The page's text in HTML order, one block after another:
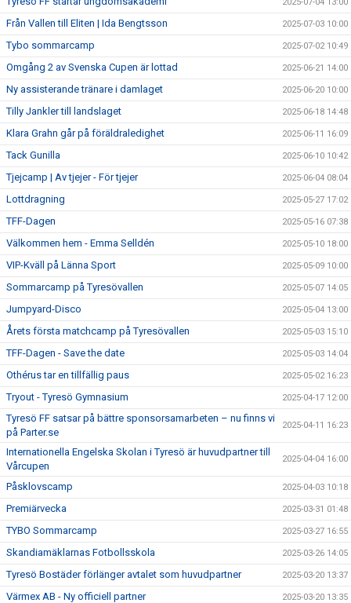
Från Vallen till Eliten | Ida Bengtsson 2025-07-03 10:00
Tybo sommarcamp 2025-07-02 10:49
Omgång 2 av Svenska Cupen är lottad 2025-06-21 14:00
Ny assisterande tränare i damlaget 2025-06-20 10:00
Tilly Jankler till landslaget 2025-06-18 14:48
Klara Grahn går på föräldraledighet 2025-06-11 16:09
Tack Gunilla 2025-06-10 10:42
Tjejcamp | Av tjejer - För tjejer 2025-06-04 08:04
Lottdragning 2025-05-27 17:02
TFF-Dagen 2025-05-16 07:38
Välkommen hem - Emma Selldén 2025-05-10 18:00
VIP-Kväll på Länna Sport 2025-05-09 10:00
Sommarcamp på Tyresövallen 2025-05-07 14:05
Jumpyard-Disco 2025-05-04 13:00
Årets första matchcamp på Tyresövallen 2025-05-03 15:10
TFF-Dagen - Save the date 2025-05-03 14:04
Othérus tar en tillfällig paus 2025-05-02 16:23
Tryout - Tyresö Gymnasium 2025-04-17 12:00
Tyresö FF satsar på bättre sponsorsamarbeten – nu finns vi
på Parter.se
2025-04-11 16:23
Internationella Engelska Skolan i Tyresö är huvudpartner till
Vårcupen
2025-04-04 16:00
Påsklovscamp 2025-04-03 10:18
Premiärvecka 2025-03-31 01:48
TYBO Sommarcamp 2025-03-27 16:55
Skandiamäklarnas Fotbollsskola 2025-03-26 14:05
Tyresö Bostäder förlänger avtalet som huvudpartner 2025-03-20 13:37
Värmex AB - Ny officiell partner 2025-03-20 13:35